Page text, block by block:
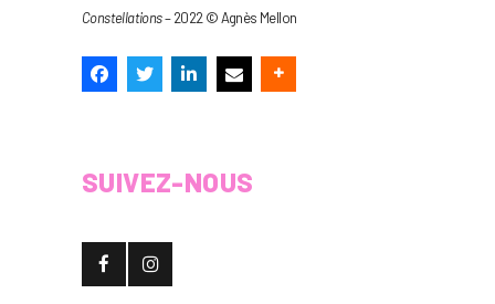
Constellations– 2022 © Agnès Mellon
SUIVEZ-NOUS